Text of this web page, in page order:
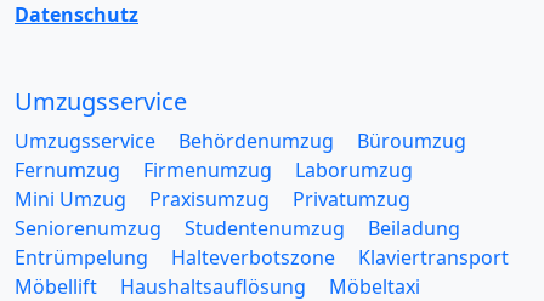
Datenschutz
Umzugsservice
Umzugsservice Behördenumzug
Büroumzug
Fernumzug
Firmenumzug
Laborumzug
Mini Umzug
Praxisumzug
Privatumzug
Seniorenumzug
Studentenumzug
Beiladung
Entrümpelung
Halteverbotszone
Klaviertransport
Möbellift
Haushaltsauflösung
Möbeltaxi